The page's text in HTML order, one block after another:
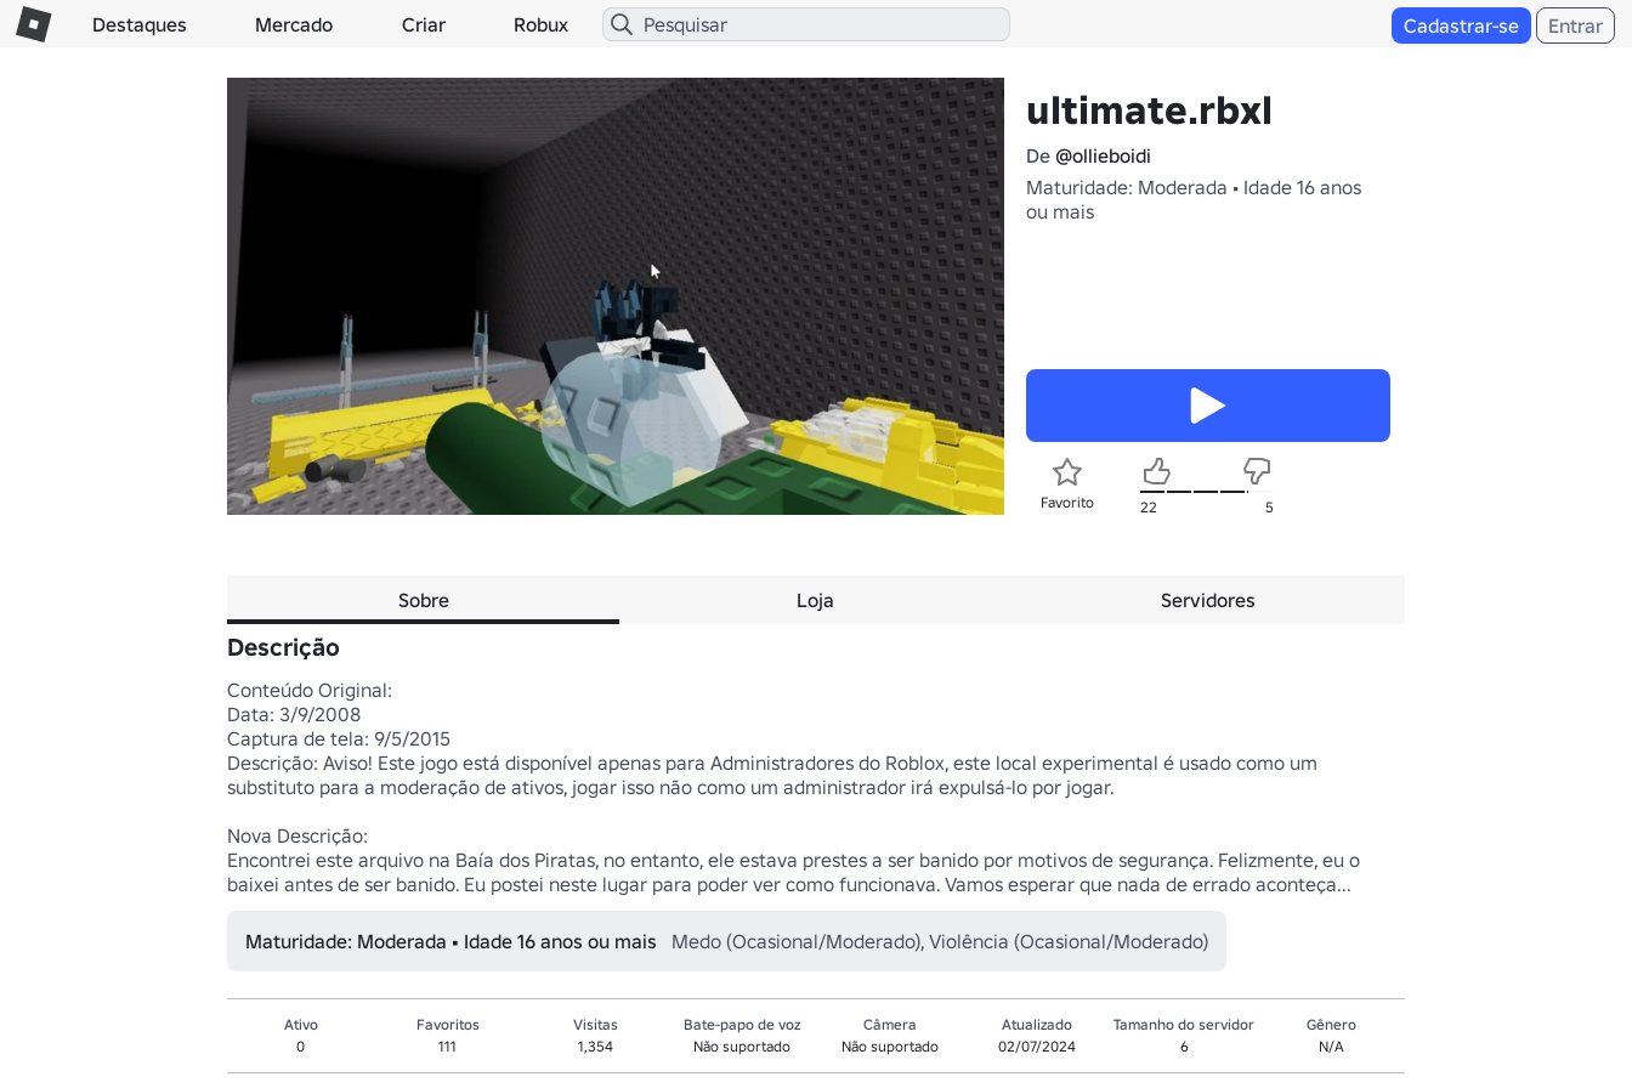
Destaques Mercado Criar Robux Cadastrar-se Entrar
ultimate.rbxl
De @ollieboidi
Maturidade: Moderada • Idade 16 anos
ou mais
Favorito 22 5
Sobre Loja Servidores
Descrição
Conteúdo Original:
Data: 3/9/2008
Captura de tela: 9/5/2015
Descrição: Aviso! Este jogo está disponível apenas para Administradores do Roblox, este local experimental é usado como um
substituto para a moderação de ativos, jogar isso não como um administrador irá expulsá-lo por jogar.
Nova Descrição:
Encontrei este arquivo na Baía dos Piratas, no entanto, ele estava prestes a ser banido por motivos de segurança. Felizmente, eu o
baixei antes de ser banido. Eu postei neste lugar para poder ver como funcionava. Vamos esperar que nada de errado aconteça...
Maturidade: Moderada • Idade 16 anos ou mais Medo (Ocasional/Moderado), Violência (Ocasional/Moderado)
Ativo
0
Favoritos
111
Visitas
1,354
Bate-papo de voz
Não suportado
Câmera
Não suportado
Atualizado
02/07/2024
Tamanho do servidor
6
Gênero
N/A